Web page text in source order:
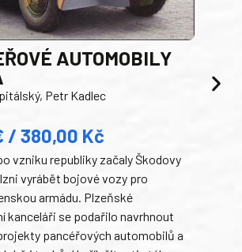
AUTOMOBILY
Petr Kadlec
/ 380,00 Kč
vzniku republiky začaly Škodovy
vyrábět bojové vozy pro
armádu. Plzeňské
kanceláři se podařilo navrhnout
pancéřových automobilů a